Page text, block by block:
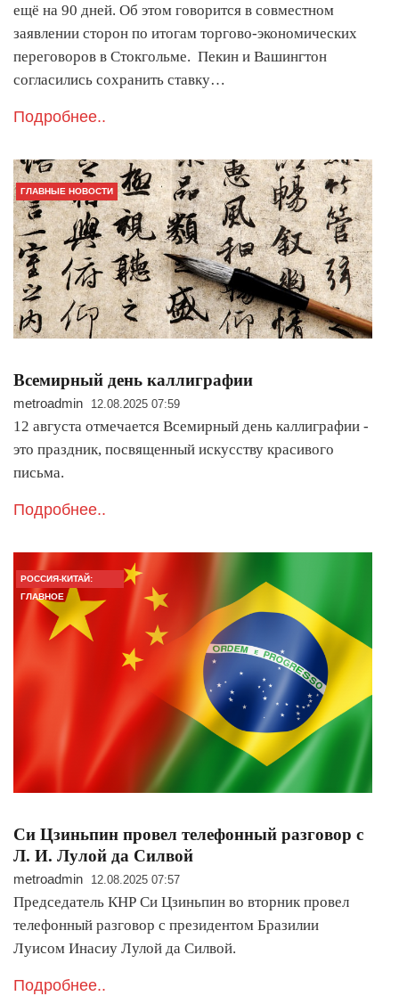
ещё на 90 дней. Об этом говорится в совместном
заявлении сторон по итогам торгово-экономических
переговоров в Стокгольме. Пекин и Вашингтон
согласились сохранить ставку…
Подробнее..
ГЛАВНЫЕ НОВОСТИ
Всемирный день каллиграфии
metroadmin 12.08.2025 07:59
12 августа отмечается Всемирный день каллиграфии -
это праздник, посвященный искусству красивого
письма.
Подробнее..
РОССИЯ-КИТАЙ:
ГЛАВНОЕ
Си Цзиньпин провел телефонный разговор с
Л. И. Лулой да Силвой
metroadmin 12.08.2025 07:57
Председатель КНР Си Цзиньпин во вторник провел
телефонный разговор с президентом Бразилии
Луисом Инасиу Лулой да Силвой.
Подробнее..